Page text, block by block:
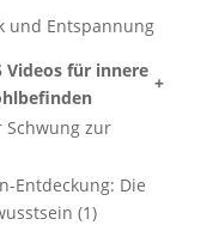
und Entspannung
Videos für innere
+
Schwung zur
Entdeckung: Die
(1)